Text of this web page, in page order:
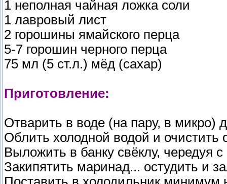
1 неполная чайная ложка соли
1 лавровый лист
2 горошины ямайского перца
5-7 горошин черного перца
75 мл (5 ст.л.) мёд (сахар)
Приготовление:
Отварить в воде (на пару, в микро)
Облить холодной водой и очистить
Выложить в банку свёклу, чередуя
Закипятить маринад... остудить и